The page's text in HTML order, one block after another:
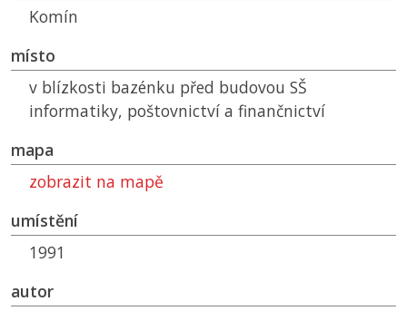
Komín
místo
v blízkosti bazénku před budovou SŠ
informatiky, poštovnictví a finančnictví
mapa
zobrazit na mapě
umístění
1991
autor